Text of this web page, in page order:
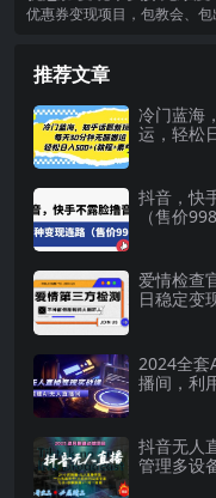
日收益300+，在家就能做
优惠券变现项目，包教会、包
推荐文章
冷门蓝海
运，轻松
抖音，快
（售价998
爱情检查
日稳定变
2024全套
播间，利
抖音无人
管理多设